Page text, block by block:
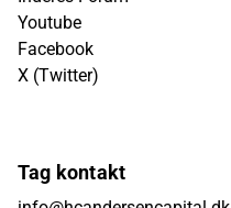
Youtube
Facebook
X (Twitter)
Tag kontakt